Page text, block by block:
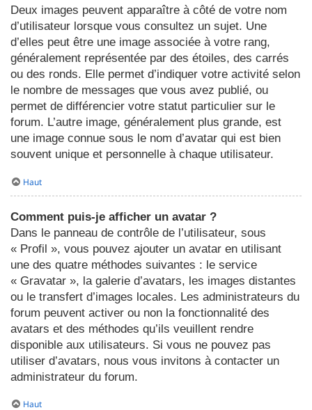
Deux images peuvent apparaître à côté de votre nom
d’utilisateur lorsque vous consultez un sujet. Une
d’elles peut être une image associée à votre rang,
généralement représentée par des étoiles, des carrés
ou des ronds. Elle permet d’indiquer votre activité selon
le nombre de messages que vous avez publié, ou
permet de différencier votre statut particulier sur le
forum. L’autre image, généralement plus grande, est
une image connue sous le nom d’avatar qui est bien
souvent unique et personnelle à chaque utilisateur.
Haut
Comment puis-je afficher un avatar ?
Dans le panneau de contrôle de l’utilisateur, sous
« Profil », vous pouvez ajouter un avatar en utilisant
une des quatre méthodes suivantes : le service
« Gravatar », la galerie d’avatars, les images distantes
ou le transfert d’images locales. Les administrateurs du
forum peuvent activer ou non la fonctionnalité des
avatars et des méthodes qu’ils veuillent rendre
disponible aux utilisateurs. Si vous ne pouvez pas
utiliser d’avatars, nous vous invitons à contacter un
administrateur du forum.
Haut